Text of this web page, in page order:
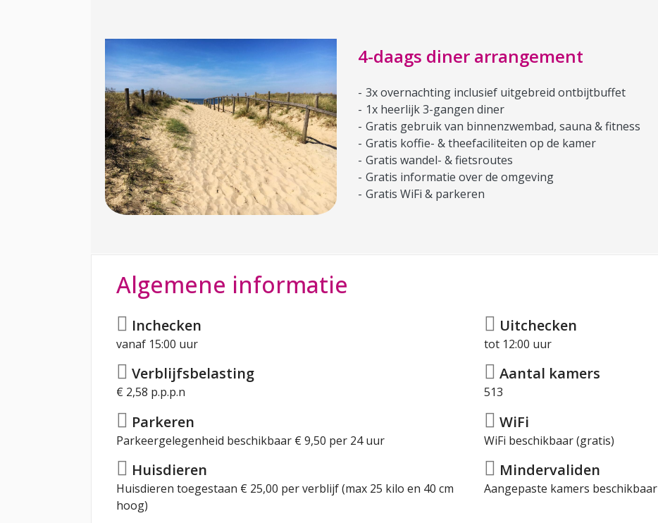
4-daags diner arrangement
3x overnachting inclusief uitgebreid ontbijtbuffet
1x heerlijk 3-gangen diner
Gratis gebruik van binnenzwembad, sauna & fitness
Gratis koffie- & theefaciliteiten op de kamer
Gratis wandel- & fietsroutes
Gratis informatie over de omgeving
Gratis WiFi & parkeren
Algemene informatie
Inchecken
vanaf 15:00 uur
Uitchecken
tot 12:00 uur
Verblijfsbelasting
€ 2,58 p.p.p.n
Aantal kamers
513
Parkeren
Parkeergelegenheid beschikbaar € 9,50 per 24 uur
WiFi
WiFi beschikbaar (gratis)
Huisdieren
Huisdieren toegestaan € 25,00 per verblijf (max 25 kilo en 40 cm
hoog)
Mindervaliden
Aangepaste kamers beschikbaar